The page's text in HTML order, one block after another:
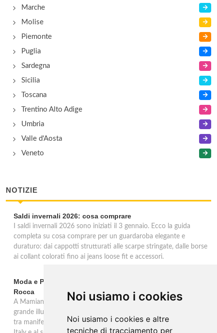
Noi usiamo i cookies
Noi usiamo i cookies e altre
tecniche di tracciamento per
Marche
Molise
Piemonte
Puglia
Sardegna
Sicilia
Toscana
Trentino Alto Adige
Umbria
Valle d'Aosta
Veneto
NOTIZIE
Saldi invernali 2026: cosa comprare
I saldi invernali 2026 sono iniziati il 3 gennaio. Ecco la guida
completa su cosa comprare per un guardaroba elegante e
duraturo: dai cappotti strutturati alle scarpe stringate, dalle borse
ai collant colorati fino ai jeans loose fit e accessori.
Moda e Pubblicità 1950-2000 alla Fondazione Magnani-
Rocca
A Mamiano di Traversetolo la mostra ripercorre l'eredità della
grande illustrazione di moda e della pubblicità in Italia 1950-2000,
tra manifesti, schizzi e icone che hanno dato forma al Made in